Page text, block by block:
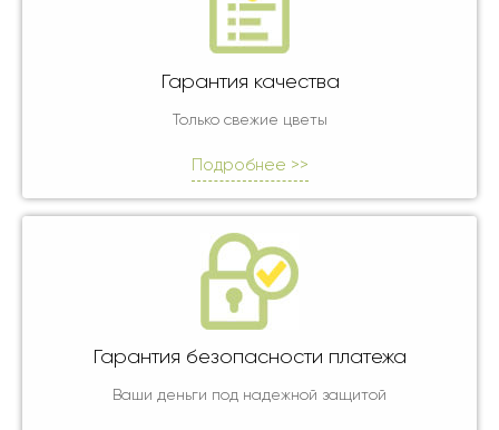
Гарантия качества
Только свежие цветы
Подробнее >>
Гарантия безопасности платежа
Ваши деньги под надежной защитой